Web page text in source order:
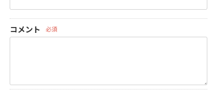
コメント 必須